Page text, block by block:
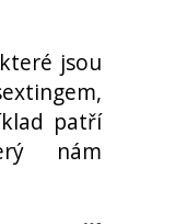
jsou
patří
nám